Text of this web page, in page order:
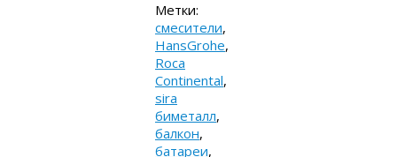
Метки:
cмесители,
HansGrohe,
Roca
Continental,
sira
биметалл,
балкон,
батареи,